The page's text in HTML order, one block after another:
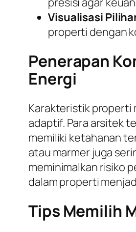
Visualisasi
properti dengan
Penerapan
Energi
Karakteristik properti
adaptif. Para arsitek
memiliki ketahanan
atau marmer juga
meminimalkan risiko
dalam properti
Tips Memilih